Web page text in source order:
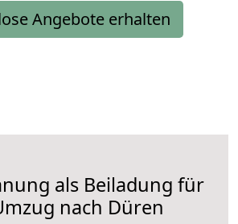
Angebote erhalten
als Beiladung für
nach Düren